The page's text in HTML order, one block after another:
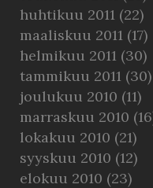
huhtikuu 2011 (22)
maaliskuu 2011 (17)
helmikuu 2011 (30)
tammikuu 2011 (30)
joulukuu 2010 (11)
marraskuu 2010
lokakuu 2010 (21)
syyskuu 2010 (12)
elokuu 2010 (23)